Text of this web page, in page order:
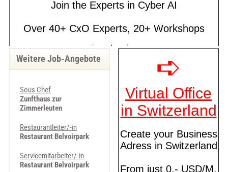
Weitere Job-Angebote
Sous Chef
Zunfthaus zur
Zimmerleuten
Restaurantleiter/-in
Restaurant Belvoirpark
Servicemitarbeiter/-in
Restaurant Belvoirpark